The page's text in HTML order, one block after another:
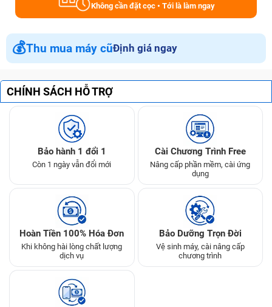
Không cần đặt cọc • Tới là làm ngay
💰Thu mua máy cũĐịnh giá ngay
CHÍNH SÁCH HỖ TRỢ
Bảo hành 1 đổi 1
Còn 1 ngày vẫn đổi mới
Cài Chương Trình Free
Nâng cấp phần mềm, cài ứng
dụng
Hoàn Tiền 100% Hóa Đơn
Khi không hài lòng chất lượng
dịch vụ
Bảo Dưỡng Trọn Đời
Vệ sinh máy, cài nâng cấp
chương trình